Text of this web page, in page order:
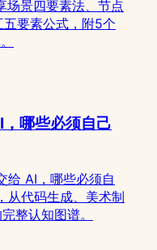
场景四要素法、节点
要素公式，附5个
哪些必须自己
给 AI，哪些必须自
从代码生成、美术制
整认知图谱。